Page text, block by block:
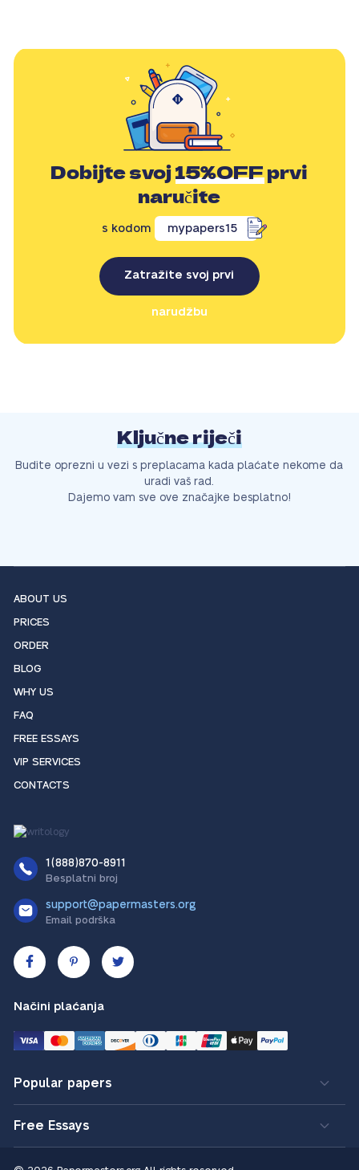
Dobijte svoj15%OFFprvi
naručite
s kodom mypapers15
Zatražite svoj prvi
narudžbu
Ključne riječi
Budite oprezni u vezi s preplacama kada plaćate nekome da
uradi vaš rad.
Dajemo vam sve ove značajke besplatno!
ABOUT US
PRICES
ORDER
BLOG
WHY US
FAQ
FREE ESSAYS
VIP SERVICES
CONTACTS
1(888)870-8911
Besplatni broj
support@papermasters.org
Email podrška
Načini plaćanja
Popular papers
Free Essays